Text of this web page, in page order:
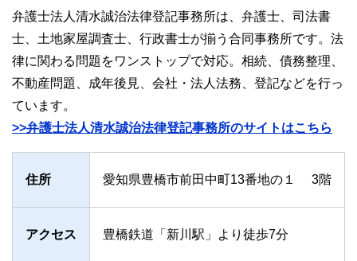
弁護士法人清水誠治法律登記事務所は、弁護士、司法書
士、土地家屋調査士、行政書士が揃う合同事務所です。法
律に関わる問題をワンストップで対応。相続、債務整理、
不動産問題、成年後見、会社・法人法務、登記などを行っ
ています。
>>弁護士法人清水誠治法律登記事務所のサイトはこちら
住所 愛知県豊橋市前田中町13番地の１ 3階
アクセス 豊橋鉄道「新川駅」より徒歩7分